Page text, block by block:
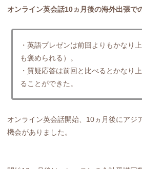
オンライン英会話10ヵ月後の海外出張で
・英語プレゼンは前回よりもかなり
も褒められる）。
・質疑応答は前回と比べるとかなり
ることができた。
オンライン英会話開始、10ヵ月後にアジ
機会がありました。